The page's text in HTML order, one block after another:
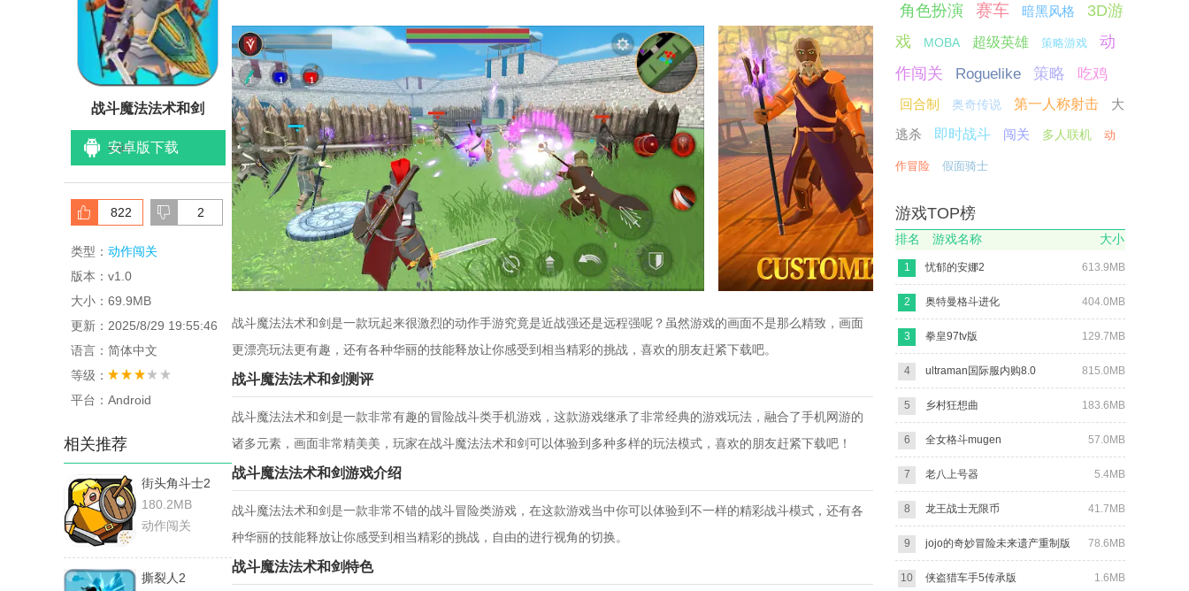
战斗魔法法术和剑
安卓版下载
</li>
822 2
类型： 动作闯关
版本：v1.0
大小：69.9MB
更新：2025/8/29 19:55:46
语言：简体中文
等级：
平台：Android
相关推荐
街头角斗士2
180.2MB
动作闯关
撕裂人2
战斗魔法法术和剑是一款玩起来很激烈的动作手游究竟是近战强还是远程强呢？虽然游戏的画面不是那么精致，画面
更漂亮玩法更有趣，还有各种华丽的技能释放让你感受到相当精彩的挑战，喜欢的朋友赶紧下载吧。
战斗魔法法术和剑测评
战斗魔法法术和剑是一款非常有趣的冒险战斗类手机游戏，这款游戏继承了非常经典的游戏玩法，融合了手机网游的
诸多元素，画面非常精美美，玩家在战斗魔法法术和剑可以体验到多种多样的玩法模式，喜欢的朋友赶紧下载吧！
战斗魔法法术和剑游戏介绍
战斗魔法法术和剑是一款非常不错的战斗冒险类游戏，在这款游戏当中你可以体验到不一样的精彩战斗模式，还有各
种华丽的技能释放让你感受到相当精彩的挑战，自由的进行视角的切换。
战斗魔法法术和剑特色
角色扮演 赛车 暗黑风格
3D游
戏
MOBA 超级英雄 策略游戏
动
作闯关
Roguelike 策略 吃鸡
回合制 奥奇传说 第一人称射击
大
逃杀
即时战斗 闯关 多人联机 动
作冒险 假面骑士
游戏TOP榜
排名 游戏名称 大小
1 613.9MB
忧郁的安娜2
2 404.0MB
奥特曼格斗进化
3 129.7MB
拳皇97tv版
4 815.0MB
ultraman国际服内购8.0
5 183.6MB
乡村狂想曲
6 57.0MB
全女格斗mugen
7 5.4MB
老八上号器
8 41.7MB
龙王战士无限币
9 78.6MB
jojo的奇妙冒险未来遗产重制版
10 1.6MB
侠盗猎车手5传承版